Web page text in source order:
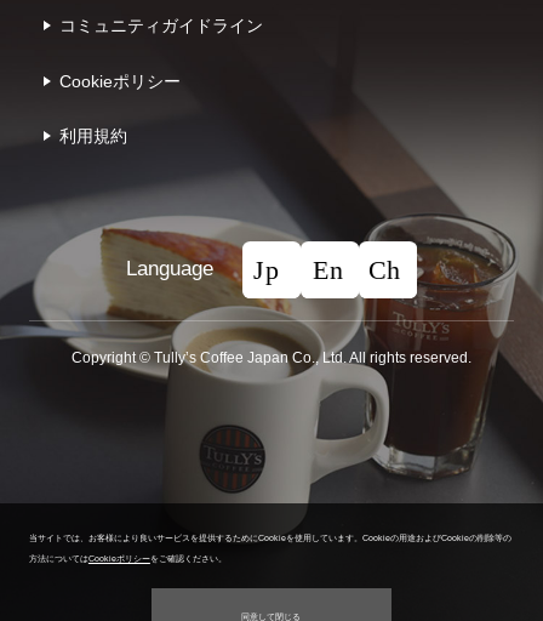
コミュニティガイドライン
Cookieポリシー
利⽤規約
Language
Copyright © Tullyʼs Coffee Japan Co., Ltd. All rights reserved.
当サイトでは、お客様により良いサービスを提供するためにCookieを使用しています。 Cookieの用途およびCookieの削除等の
方法についてはCookieポリシーをご確認ください。
同意して閉じる